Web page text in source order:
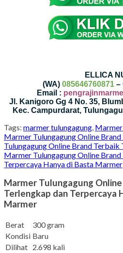
ELLICA
(WA) 085646760871–
Email :
Jl. Kanigoro Gg 4 No. 35,
Kec. Campurdarat,
Tags: marmer tulungagung
Marmer Tulungagung Online
Tulungagung Online Brand Terbaik
Marmer Tulungagung Online
Terpercaya Hanya di Basta Marmer
Marmer Tulungagung
Terlengkap dan Terpercaya
Marmer
Berat
300 gram
Kondisi Baru
Dilihat 2.698 kali